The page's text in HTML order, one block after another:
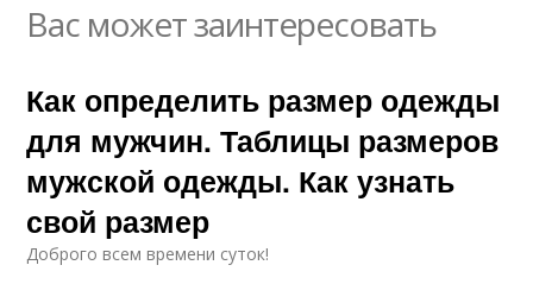
Вас может заинтересовать
Как определить размер одежды
для мужчин. Таблицы размеров
мужской одежды. Как узнать
свой размер
Доброго всем времени суток!